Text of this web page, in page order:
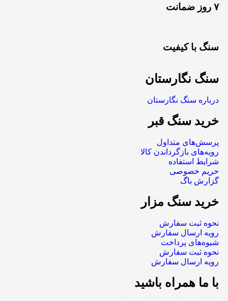
۷ روز ضمانت
سنگ با کیفیت
سنگ نگارستان
درباره سنگ نگارستان
خرید سنگ قبر
پرسش‌های متداول
رویه‌های بازگرداندن کالا
شرایط استفاده
حریم خصوصی
گزارش باگ
خرید سنگ مزار
نحوه ثبت سفارش
رویه ارسال سفارش
شیوه‌های پرداخت
نحوه ثبت سفارش
رویه ارسال سفارش
با ما همراه باشید